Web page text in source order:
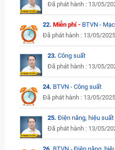
Đã phát hành : 13/05/
22.Miễn phí - BTVN -
Đã phát hành : 13/05/2025
23. Công suất
Đã phát hành : 13/05/
24. BTVN - Công suất
Đã phát hành : 13/05/2025
25. Điện năng, hiệu
Đã phát hành : 13/05/